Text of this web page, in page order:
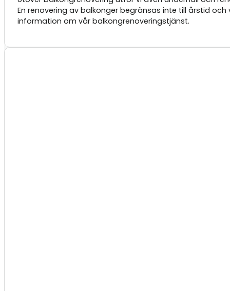
En renovering av balkonger begränsas inte till årstid
information om vår balkongrenoveringstjänst.